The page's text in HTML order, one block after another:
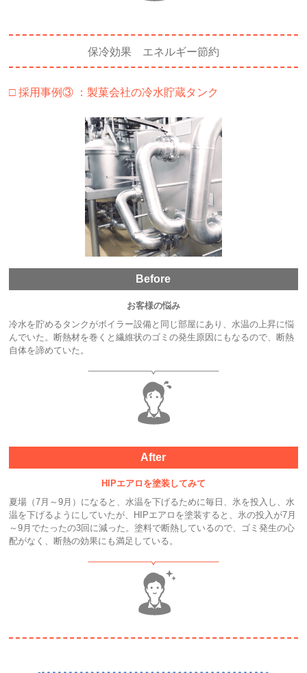
保冷効果​ エネルギー節約
□ 採用事例③ ：製菓会社の冷水貯蔵タンク
Before
お客様の悩み
冷水を貯めるタンクがボイラー設備と同じ部屋にあり、水温の上昇に悩
んでいた。断熱材を巻くと繊維状のゴミの発生原因にもなるので、断熱
自体を諦めていた。
After
HIPエアロを塗装してみて
夏場（7月～9月）になると、水温を下げるために毎日、氷を投入し、水
温を下げるようにしていたが、HIPエアロを塗装すると、氷の投入が7月
～9月でたったの3回に減った。塗料で断熱しているので、ゴミ発生の心
配がなく、断熱の効果にも満足している。